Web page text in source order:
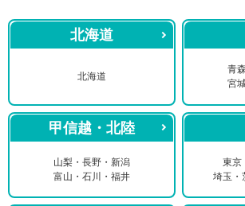
北海道
北海道
青
宮
甲信越・北陸
山梨・長野・新潟
富山・石川・福井
東京
埼玉・